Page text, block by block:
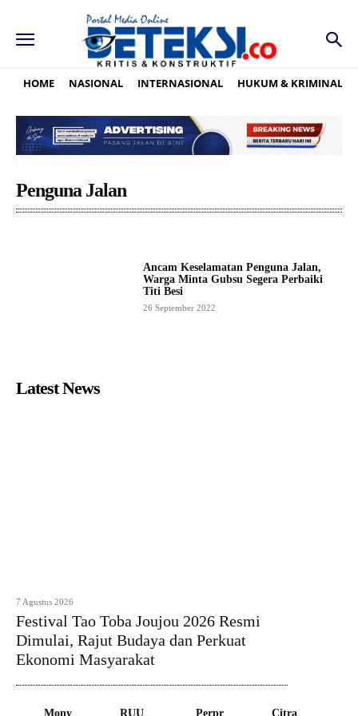
HOME NASIONAL INTERNASIONAL HUKUM & KRIMINAL
Penguna Jalan
Ancam Keselamatan Penguna Jalan,
Warga Minta Gubsu Segera Perbaiki
Titi Besi
26 September 2022
Latest News
7 Agustus 2026
Festival Tao Toba Joujou 2026 Resmi
Dimulai, Rajut Budaya dan Perkuat
Ekonomi Masyarakat
Mony
RUU
Perpr
Citra